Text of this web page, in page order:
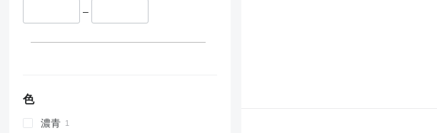
–
色
濃青